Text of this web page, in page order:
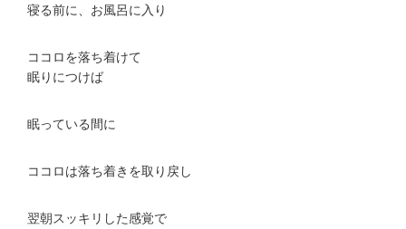
寝る前に、お風呂に入り
ココロを落ち着けて
眠りにつけば
眠っている間に
ココロは落ち着きを取り戻し
翌朝スッキリした感覚で